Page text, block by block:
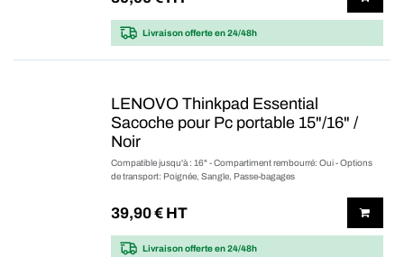
Livraison offerteen 24/48h
LENOVO Thinkpad Essential
Sacoche pour Pc portable 15"/16" /
Noir
Compatible jusqu'à : 16" - Compartiment rembourré: Oui - Options
de transport: Poignée, Sangle, Passe-bagages
39,90€ HT
Livraison offerteen 24/48h